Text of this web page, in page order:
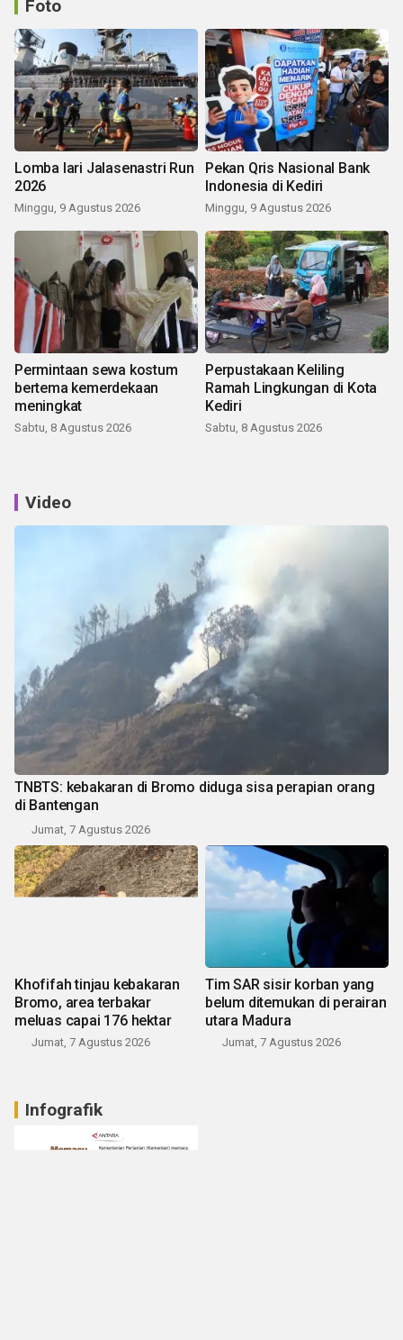
Foto
Lomba lari Jalasenastri Run
2026
Minggu, 9 Agustus 2026
Pekan Qris Nasional Bank
Indonesia di Kediri
Minggu, 9 Agustus 2026
Permintaan sewa kostum
bertema kemerdekaan
meningkat
Sabtu, 8 Agustus 2026
Perpustakaan Keliling
Ramah Lingkungan di Kota
Kediri
Sabtu, 8 Agustus 2026
Video
TNBTS: kebakaran di Bromo diduga sisa perapian orang
di Bantengan
Jumat, 7 Agustus 2026
Khofifah tinjau kebakaran
Bromo, area terbakar
meluas capai 176 hektar
Jumat, 7 Agustus 2026
Tim SAR sisir korban yang
belum ditemukan di perairan
utara Madura
Jumat, 7 Agustus 2026
Infografik